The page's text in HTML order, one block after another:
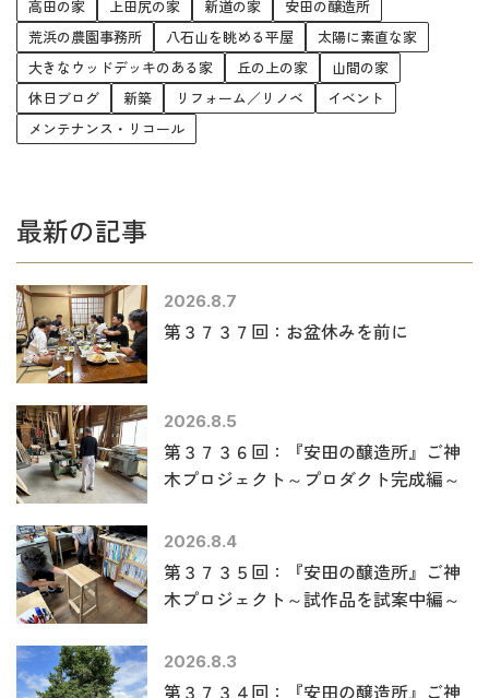
高田の家 上田尻の家 新道の家
安田の醸造所
荒浜の農園事務所
八石山を眺める平屋
太陽に素直な家
大きなウッドデッキのある家
丘の上の家
山間の家
休日ブログ
新築 リフォーム／リノベ
イベント
メンテナンス・リコール
最新の記事
2026.8.7
第３７３７回：お盆休みを前に
2026.8.5
第３７３６回：『安田の醸造所』ご神
木プロジェクト～プロダクト完成編～
2026.8.4
第３７３５回：『安田の醸造所』ご神
木プロジェクト～試作品を試案中編～
2026.8.3
第３７３４回：『安田の醸造所』ご神